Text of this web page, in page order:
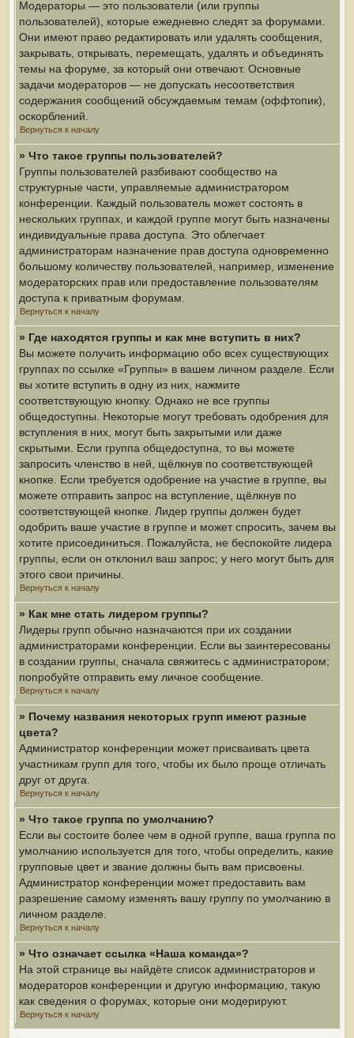
Модераторы — это пользователи (или группы
пользователей), которые ежедневно следят за форумами.
Они имеют право редактировать или удалять сообщения,
закрывать, открывать, перемещать, удалять и объединять
темы на форуме, за который они отвечают. Основные
задачи модераторов — не допускать несоответствия
содержания сообщений обсуждаемым темам (оффтопик),
оскорблений.
Вернуться к началу
» Что такое группы пользователей?
Группы пользователей разбивают сообщество на
структурные части, управляемые администратором
конференции. Каждый пользователь может состоять в
нескольких группах, и каждой группе могут быть назначены
индивидуальные права доступа. Это облегчает
администраторам назначение прав доступа одновременно
большому количеству пользователей, например, изменение
модераторских прав или предоставление пользователям
доступа к приватным форумам.
Вернуться к началу
» Где находятся группы и как мне вступить в них?
Вы можете получить информацию обо всех существующих
группах по ссылке «Группы» в вашем личном разделе. Если
вы хотите вступить в одну из них, нажмите
соответствующую кнопку. Однако не все группы
общедоступны. Некоторые могут требовать одобрения для
вступления в них, могут быть закрытыми или даже
скрытыми. Если группа общедоступна, то вы можете
запросить членство в ней, щёлкнув по соответствующей
кнопке. Если требуется одобрение на участие в группе, вы
можете отправить запрос на вступление, щёлкнув по
соответствующей кнопке. Лидер группы должен будет
одобрить ваше участие в группе и может спросить, зачем вы
хотите присоединиться. Пожалуйста, не беспокойте лидера
группы, если он отклонил ваш запрос; у него могут быть для
этого свои причины.
Вернуться к началу
» Как мне стать лидером группы?
Лидеры групп обычно назначаются при их создании
администраторами конференции. Если вы заинтересованы
в создании группы, сначала свяжитесь с администратором;
попробуйте отправить ему личное сообщение.
Вернуться к началу
» Почему названия некоторых групп имеют разные
цвета?
Администратор конференции может присваивать цвета
участникам групп для того, чтобы их было проще отличать
друг от друга.
Вернуться к началу
» Что такое группа по умолчанию?
Если вы состоите более чем в одной группе, ваша группа по
умолчанию используется для того, чтобы определить, какие
групповые цвет и звание должны быть вам присвоены.
Администратор конференции может предоставить вам
разрешение самому изменять вашу группу по умолчанию в
личном разделе.
Вернуться к началу
» Что означает ссылка «Наша команда»?
На этой странице вы найдёте список администраторов и
модераторов конференции и другую информацию, такую
как сведения о форумах, которые они модерируют.
Вернуться к началу